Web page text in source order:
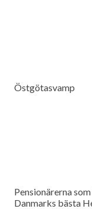
Östgötasvamp
Pensionärerna
Danmarks bästa